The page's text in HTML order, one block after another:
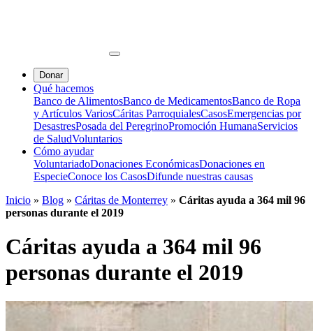
Donar
Qué hacemos
Banco de AlimentosBanco de MedicamentosBanco de Ropa
y Artículos VariosCáritas ParroquialesCasosEmergencias por
DesastresPosada del PeregrinoPromoción HumanaServicios
de SaludVoluntarios
Cómo ayudar
VoluntariadoDonaciones EconómicasDonaciones en
EspecieConoce los CasosDifunde nuestras causas
Inicio » Blog » Cáritas de Monterrey » Cáritas ayuda a 364 mil 96
personas durante el 2019
Cáritas ayuda a 364 mil 96
personas durante el 2019